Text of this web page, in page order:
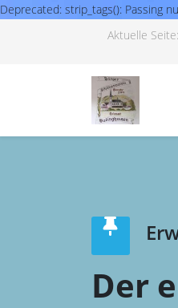
Deprecated: strip_tags(): Passing
Aktuelle Seite:
Der